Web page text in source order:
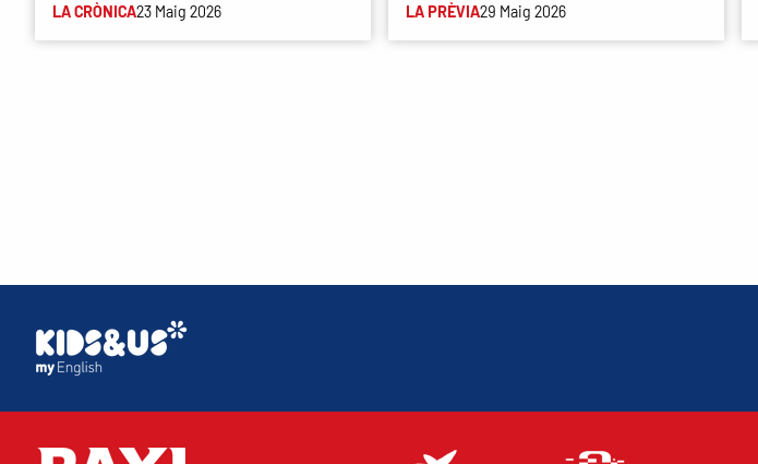
LA CRÒNICA23 Maig 2026 LA PRÈVIA29 Maig 2026